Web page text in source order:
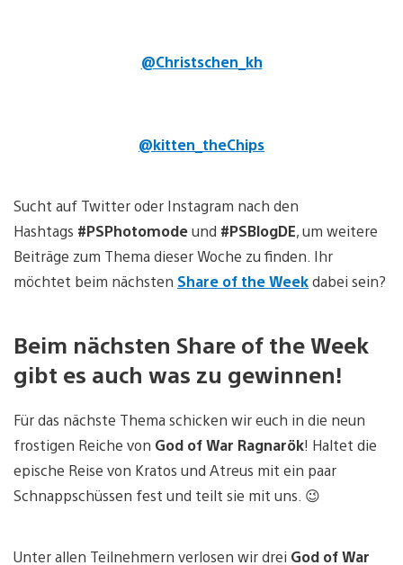
@Christschen_kh
@kitten_theChips
Sucht auf Twitter oder Instagram nach den
Hashtags #PSPhotomodeund #PSBlogDE, um weitere
Beiträge zum Thema dieser Woche zu finden. Ihr
möchtet beim nächsten Share of the Weekdabei sein?
Beim nächsten Share of the Week
gibt es auch was zu gewinnen!
Für das nächste Thema schicken wir euch in die neun
frostigen Reiche von God of War Ragnarök! Haltet die
epische Reise von Kratos und Atreus mit ein paar
Schnappschüssen fest und teilt sie mit uns. 😉
Unter allen Teilnehmern verlosen wir drei God of War